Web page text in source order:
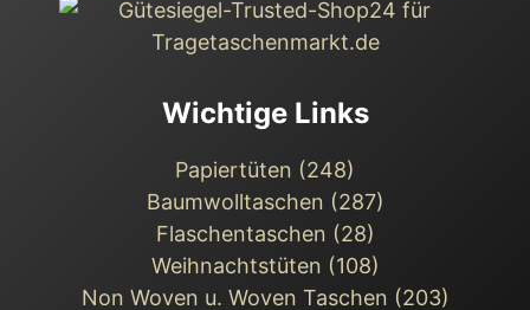
Wichtige Links
Papiertüten (248)
Baumwolltaschen (287)
Flaschentaschen (28)
Weihnachts­tüten (108)
Non Woven u. Woven Taschen (203)